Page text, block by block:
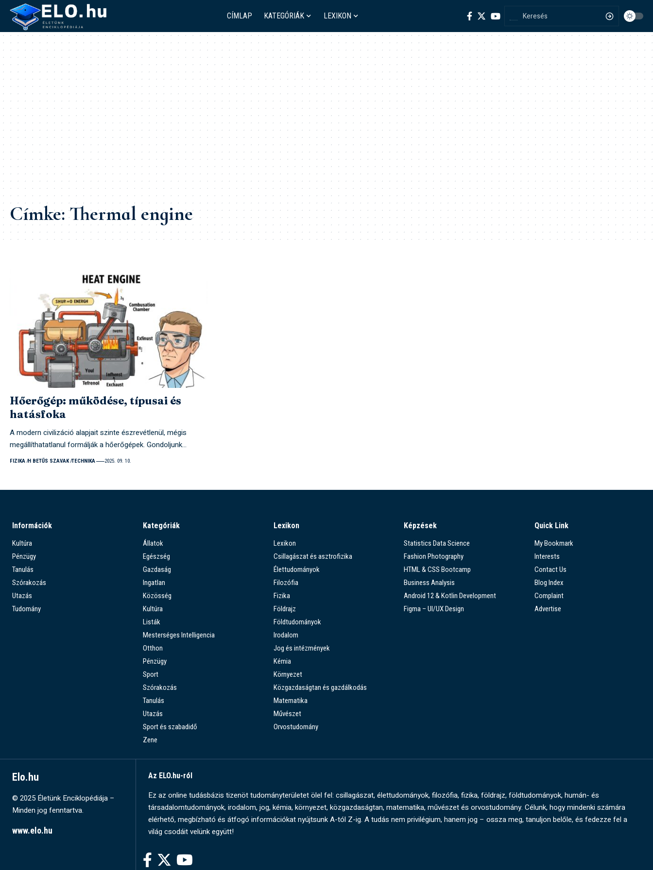
CÍMLAP KATEGÓRIÁK LEXIKON
Címke:Thermal engine
Hőerőgép: működése, típusai és
hatásfoka
A modern civilizáció alapjait szinte észrevétlenül, mégis
megállíthatatlanul formálják a hőerőgépek. Gondoljunk…
FIZIKA H BETŰS SZAVAK TECHNIKA 2025. 09. 10.
Információk
Kultúra
Pénzügy
Tanulás
Szórakozás
Utazás
Tudomány
Kategóriák
Állatok
Egészség
Gazdaság
Ingatlan
Közösség
Kultúra
Listák
Mesterséges Intelligencia
Otthon
Pénzügy
Sport
Szórakozás
Tanulás
Utazás
Sport és szabadidő
Zene
Lexikon
Lexikon
Csillagászat és asztrofizika
Élettudományok
Filozófia
Fizika
Földrajz
Földtudományok
Irodalom
Jog és intézmények
Kémia
Környezet
Közgazdaságtan és gazdálkodás
Matematika
Művészet
Orvostudomány
Képzések
Statistics Data Science
Fashion Photography
HTML & CSS Bootcamp
Business Analysis
Android 12 & Kotlin Development
Figma – UI/UX Design
Quick Link
My Bookmark
Interests
Contact Us
Blog Index
Complaint
Advertise
Elo.hu
© 2025 Életünk Enciklopédiája –
Minden jog fenntartva.
www.elo.hu
Az ELO.hu-ról
Ez az online tudásbázis tizenöt tudományterületet ölel fel: csillagászat, élettudományok, filozófia, fizika, földrajz, földtudományok, humán- és
társadalomtudományok, irodalom, jog, kémia, környezet, közgazdaságtan, matematika, művészet és orvostudomány. Célunk, hogy mindenki számára
elérhető, megbízható és átfogó információkat nyújtsunk A-tól Z-ig. A tudás nem privilégium, hanem jog – ossza meg, tanuljon belőle, és fedezze fel a
világ csodáit velünk együtt!